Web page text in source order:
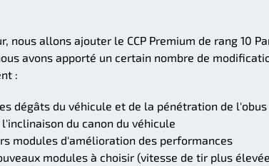
nous allons ajouter le CCP Premium de rang 10
avons apporté un certain nombre de
:
dégâts du véhicule et de la pénétration de l'obus
du canon du véhicule
modules d'amélioration des performances
modules à choisir (vitesse de tir plus